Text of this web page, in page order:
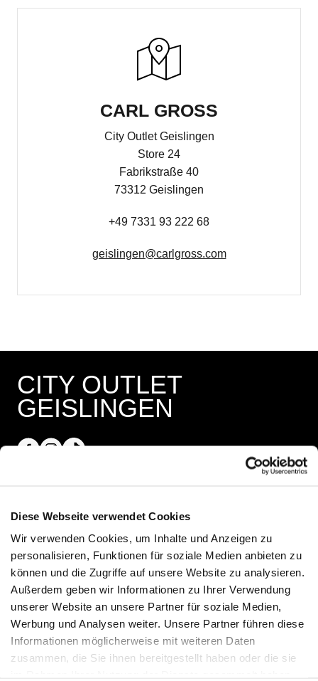
Diese Webseite verwendet Cookies
Wir verwenden Cookies, um Inhalte und Anzeigen zu
personalisieren, Funktionen für soziale Medien anbieten zu
können und die Zugriffe auf unsere Website zu analysieren.
Außerdem geben wir Informationen zu Ihrer Verwendung
unserer Website an unsere Partner für soziale Medien,
Werbung und Analysen weiter. Unsere Partner führen diese
Informationen möglicherweise mit weiteren Daten
zusammen, die Sie ihnen bereitgestellt haben oder die sie
CARL GROSS
City Outlet Geislingen
Store 24
Fabrikstraße 40
73312 Geislingen
+49 7331 93 222 68
geislingen@carlgross.com
CITY OUTLET
GEISLINGEN
Öffnungszeiten
Shops
Montag - Samstag 09:30 - 18:30
25.10.2026 Crazy Weekend
13:00 - 18:00